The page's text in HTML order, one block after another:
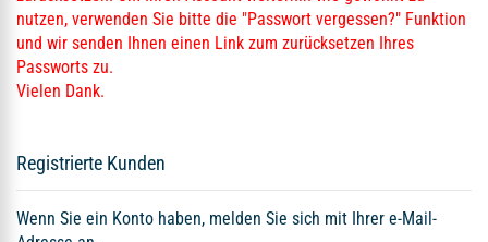
nutzen, verwenden Sie bitte die "Passwort vergessen?" Funktion
und wir senden Ihnen einen Link zum zurücksetzen Ihres
Passworts zu.
Vielen Dank.
Registrierte Kunden
Wenn Sie ein Konto haben, melden Sie sich mit Ihrer e-Mail-